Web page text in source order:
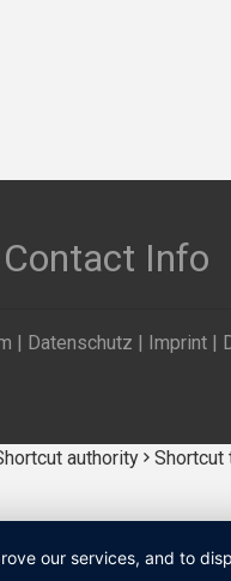
Contact Info
| Datenschutz | Imprint |
authority Shortcut
our services, and to